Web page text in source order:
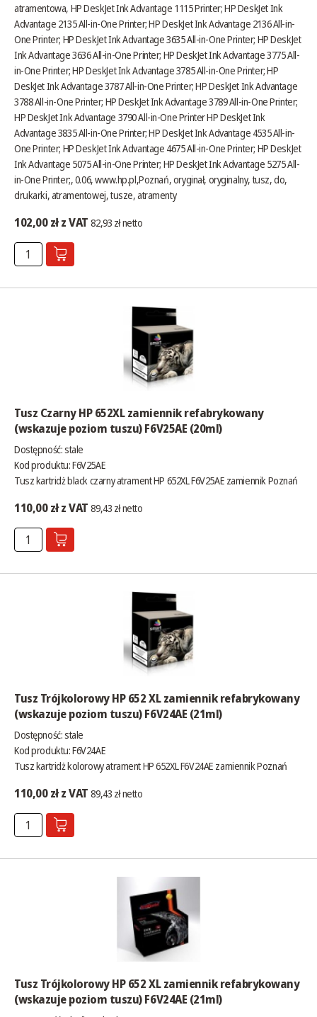
atramentowa, HP DeskJet Ink Advantage 1115 Printer; HP DeskJet Ink
Advantage 2135 All-in-One Printer; HP DeskJet Ink Advantage 2136 All-in-
One Printer; HP DeskJet Ink Advantage 3635 All-in-One Printer; HP DeskJet
Ink Advantage 3636 All-in-One Printer; HP DeskJet Ink Advantage 3775 All-
in-One Printer; HP DeskJet Ink Advantage 3785 All-in-One Printer; HP
DeskJet Ink Advantage 3787 All-in-One Printer; HP DeskJet Ink Advantage
3788 All-in-One Printer; HP DeskJet Ink Advantage 3789 All-in-One Printer;
HP DeskJet Ink Advantage 3790 All-in-One Printer HP DeskJet Ink
Advantage 3835 All-in-One Printer; HP DeskJet Ink Advantage 4535 All-in-
One Printer; HP DeskJet Ink Advantage 4675 All-in-One Printer; HP DeskJet
Ink Advantage 5075 All-in-One Printer; HP DeskJet Ink Advantage 5275 All-
in-One Printer;, 0.06,www.hp.pl,Poznań, oryginał, oryginalny, tusz, do,
drukarki, atramentowej, tusze, atramenty
102,00 zł z VAT 82,93 zł netto
Tusz Czarny HP 652XL zamiennik refabrykowany
(wskazuje poziom tuszu) F6V25AE (20ml)
Dostępność:stale
Kod produktu: F6V25AE
Tusz kartridż black czarny atrament HP 652XL F6V25AE zamiennik Poznań
110,00 zł z VAT 89,43 zł netto
Tusz Trójkolorowy HP 652 XL zamiennik refabrykowany
(wskazuje poziom tuszu) F6V24AE (21ml)
Dostępność:stale
Kod produktu: F6V24AE
Tusz kartridż kolorowy atrament HP 652XL F6V24AE zamiennik Poznań
110,00 zł z VAT 89,43 zł netto
Tusz Trójkolorowy HP 652 XL zamiennik refabrykowany
(wskazuje poziom tuszu) F6V24AE (21ml)